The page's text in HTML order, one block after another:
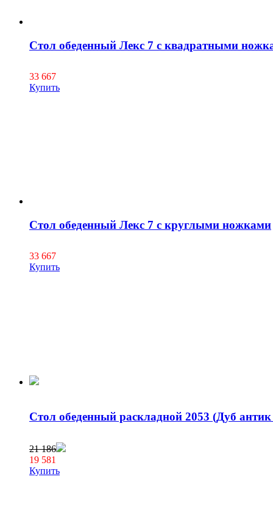
Стол обеденный Лекс 7 с квадратными
33 667
Купить
Стол обеденный Лекс 7 с круглыми ножками
33 667
Купить
Стол обеденный раскладной 2053 (Дуб
21 186
19 581
Купить